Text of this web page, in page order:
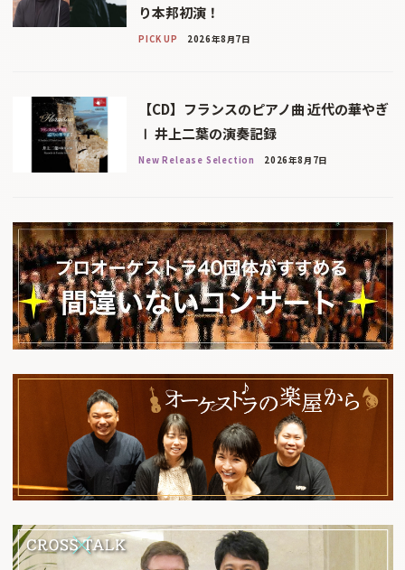
り本邦初演！
PICK UP 2026年8月7日
【CD】フランスのピアノ曲 近代の華やぎ
Ⅰ 井上二葉の演奏記録
New Release Selection 2026年8月7日